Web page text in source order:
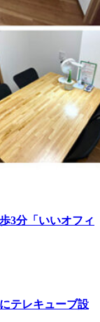
3分「いいオフィ
テレキューブ設